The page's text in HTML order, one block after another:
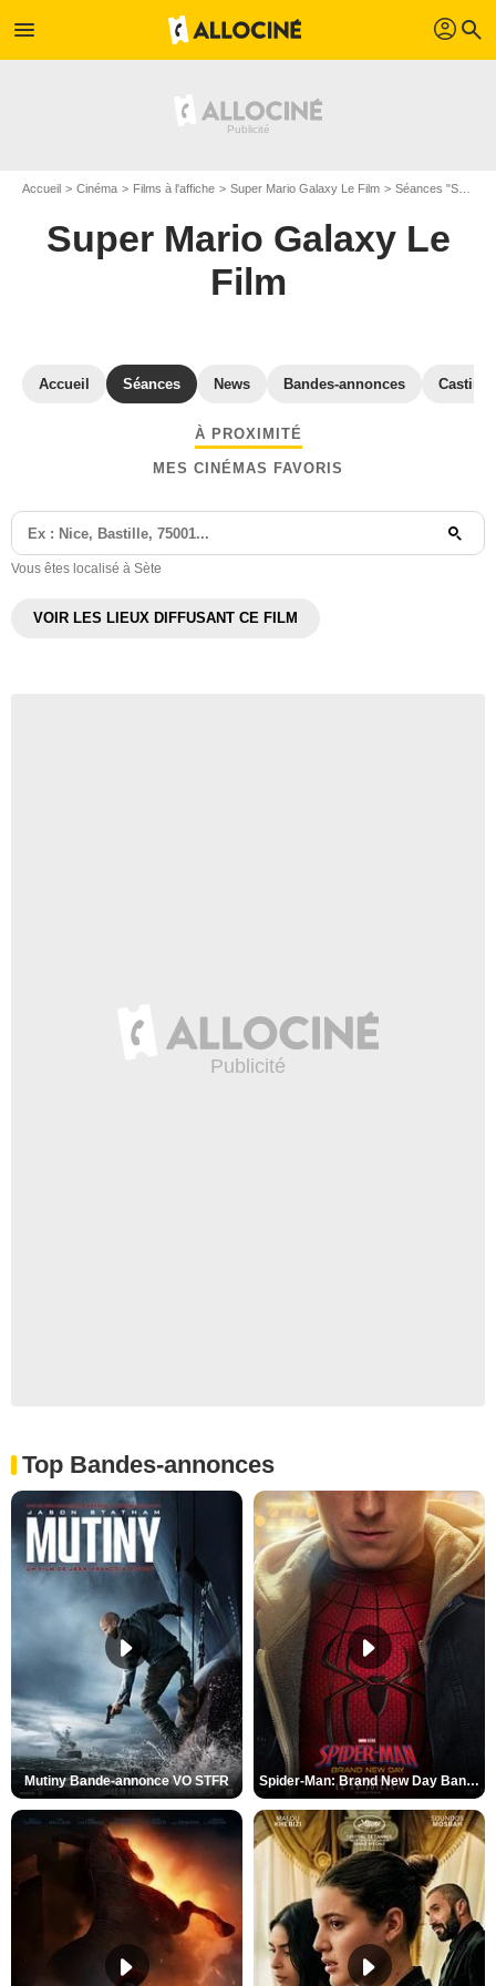
menu profil search
Accueil Cinéma Films à l'affiche Super Mario Galaxy Le Film Séances "Super Mario Galaxy Le Film" Hérault
Super Mario Galaxy Le
Film
Accueil Séances News Bandes-annonces Casting
À PROXIMITÉ
MES CINÉMAS FAVORIS
Vous êtes localisé à Sète
VOIR LES LIEUX DIFFUSANT CE FILM
Top Bandes-annonces
Mutiny Bande-annonce VO STFR Spider-Man: Brand New Day Bande-annonce VO STFR